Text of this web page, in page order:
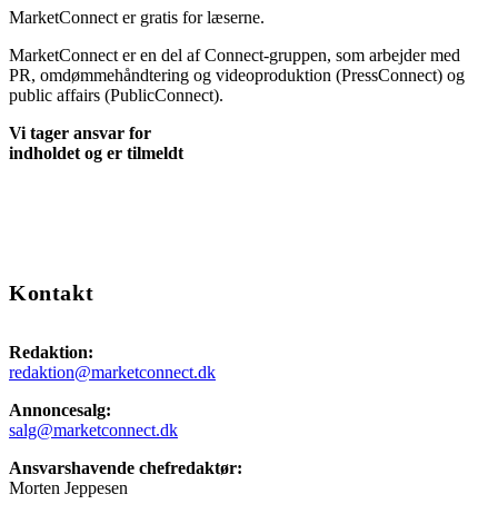
MarketConnect er gratis for læserne.
MarketConnect er en del af Connect-gruppen, som arbejder med
PR, omdømmehåndtering og videoproduktion (PressConnect) og
public affairs (PublicConnect).
Vi tager ansvar for
indholdet og er tilmeldt
Kontakt
Redaktion:
redaktion@marketconnect.dk
Annoncesalg:
salg@marketconnect.dk
Ansvarshavende chefredaktør:
Morten Jeppesen